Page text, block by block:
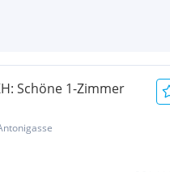
Schöne 1-Zimmer